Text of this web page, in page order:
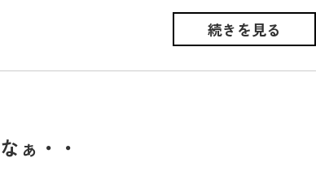
続きを見る
ぁ・・